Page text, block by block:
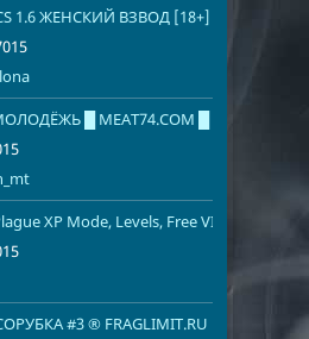
1.6 ЖЕНСКИЙ ВЗВОД [18+]
█ MEAT74.COM █
XP Mode, Levels, Free VIP, Points
#3 ® FRAGLIMIT.RU